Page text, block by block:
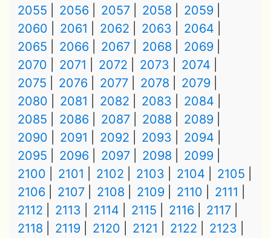
2055
2056 2057 2058
2059
2060
2061 2062 2063
2064
2065
2066 2067 2068
2069
2070
2071 2072 2073
2074
2075
2076 2077 2078
2079
2080
2081 2082 2083
2084
2085
2086 2087 2088
2089
2090
2091 2092 2093
2094
2095
2096 2097 2098
2099
2100
2101 2102 2103 2104
2105
2106
2107 2108 2109 2110
2111
2112
2113 2114 2115 2116
2117
2118
2119 2120 2121 2122 2123